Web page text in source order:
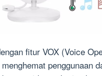
fitur VOX (Voice
penggunaan